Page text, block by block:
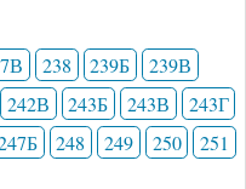
238 239Б
239В
242В 243Б 243В
243Г
248 249 250
251